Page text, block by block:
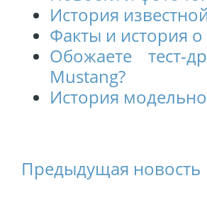
История
Факты и история
Обожаете
Mustang?
История
Предыдущая новость